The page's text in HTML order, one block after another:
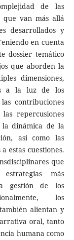
de las
que van más allá
desarrollados y
en cuenta
dossier temático
que aborden la
dimensiones,
a la luz de los
contribuciones
repercusiones
la dinámica de la
así como las
estas cuestiones.
que
más
gestión de los
los
alientan y
oral, tanto
humana como